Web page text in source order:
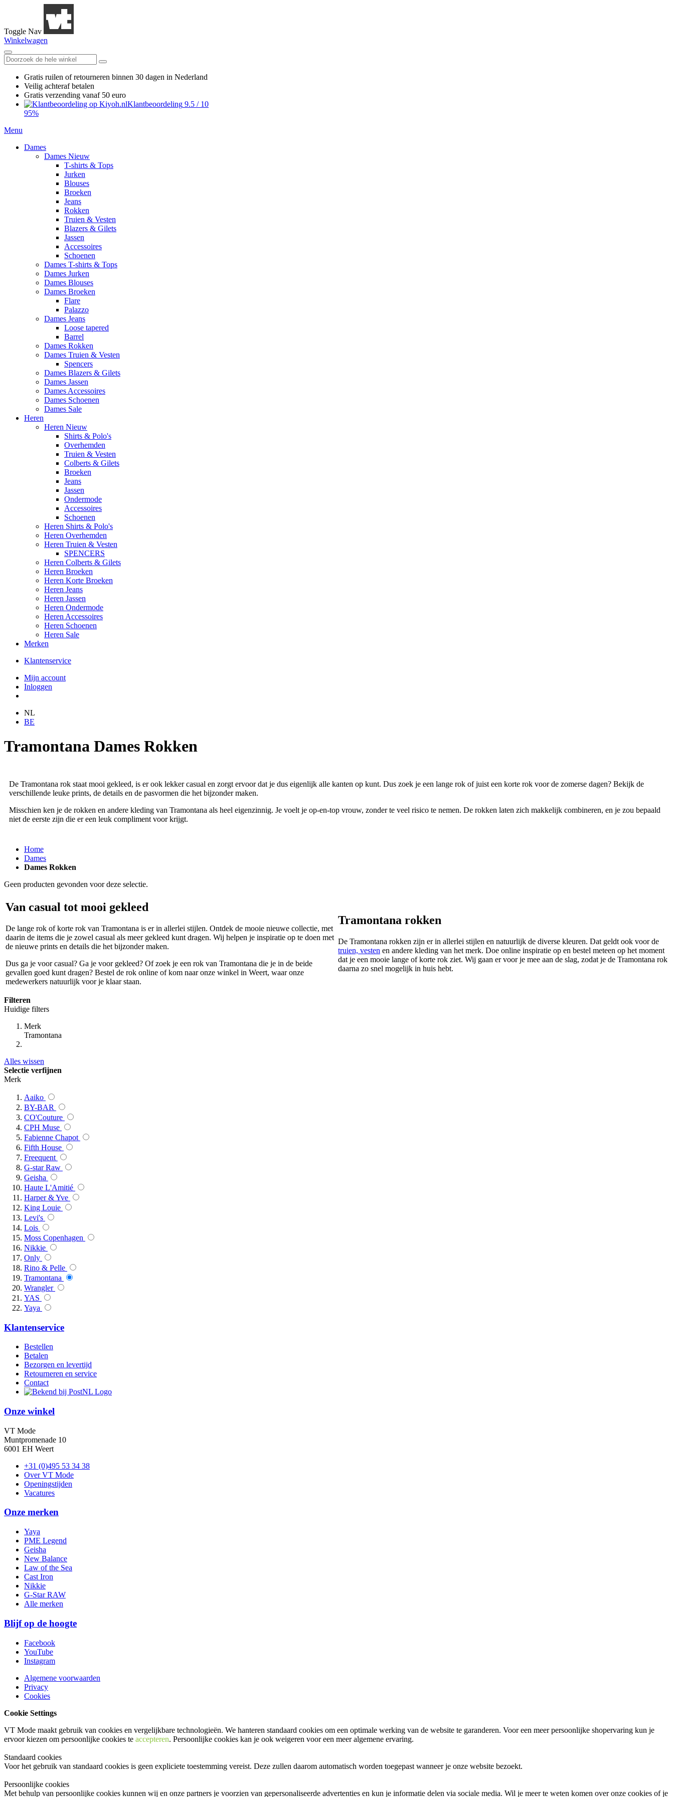
Toggle Nav
Winkelwagen
Gratis ruilen of retourneren binnen 30 dagen in Nederland
Veilig achteraf betalen
Gratis verzending vanaf 50 euro
Klantbeoordeling 9.5 / 10
95%
Menu
Dames
Dames Nieuw
T-shirts & Tops
Jurken
Blouses
Broeken
Jeans
Rokken
Truien & Vesten
Blazers & Gilets
Jassen
Accessoires
Schoenen
Dames T-shirts & Tops
Dames Jurken
Dames Blouses
Dames Broeken
Flare
Palazzo
Dames Jeans
Loose tapered
Barrel
Dames Rokken
Dames Truien & Vesten
Spencers
Dames Blazers & Gilets
Dames Jassen
Dames Accessoires
Dames Schoenen
Dames Sale
Heren
Heren Nieuw
Shirts & Polo's
Overhemden
Truien & Vesten
Colberts & Gilets
Broeken
Jeans
Jassen
Ondermode
Accessoires
Schoenen
Heren Shirts & Polo's
Heren Overhemden
Heren Truien & Vesten
SPENCERS
Heren Colberts & Gilets
Heren Broeken
Heren Korte Broeken
Heren Jeans
Heren Jassen
Heren Ondermode
Heren Accessoires
Heren Schoenen
Heren Sale
Merken
Klantenservice
Mijn account
Inloggen
NL
BE
Tramontana Dames Rokken
De Tramontana rok staat mooi gekleed, is er ook lekker casual en zorgt ervoor dat je dus eigenlijk alle kanten op kunt. Dus zoek je een lange rok of juist een korte rok voor de zomerse dagen? Bekijk de
verschillende leuke prints, de details en de pasvormen die het bijzonder maken.
Misschien ken je de rokken en andere kleding van Tramontana als heel eigenzinnig. Je voelt je op-en-top vrouw, zonder te veel risico te nemen. De rokken laten zich makkelijk combineren, en je zou bepaald
niet de eerste zijn die er een leuk compliment voor krijgt.
Home
Dames
Dames Rokken
Geen producten gevonden voor deze selectie.
Van casual tot mooi gekleed
De lange rok of korte rok van Tramontana is er in allerlei stijlen. Ontdek de mooie nieuwe collectie, met
daarin de items die je zowel casual als meer gekleed kunt dragen. Wij helpen je inspiratie op te doen met
de nieuwe prints en details die het bijzonder maken.
Dus ga je voor casual? Ga je voor gekleed? Of zoek je een rok van Tramontana die je in de beide
gevallen goed kunt dragen? Bestel de rok online of kom naar onze winkel in Weert, waar onze
medewerkers natuurlijk voor je klaar staan.
Tramontana rokken
De Tramontana rokken zijn er in allerlei stijlen en natuurlijk de diverse kleuren. Dat geldt ook voor de
truien, vesten en andere kleding van het merk. Doe online inspiratie op en bestel meteen op het moment
dat je een mooie lange of korte rok ziet. Wij gaan er voor je mee aan de slag, zodat je de Tramontana rok
daarna zo snel mogelijk in huis hebt.
Filteren
Huidige filters
Merk
Tramontana
Alles wissen
Selectie verfijnen
Merk
Aaiko
BY-BAR
CO'Couture
CPH Muse
Fabienne Chapot
Fifth House
Freequent
G-star Raw
Geisha
Haute L'Amitié
Harper & Yve
King Louie
Levi's
Lois
Moss Copenhagen
Nikkie
Only
Rino & Pelle
Tramontana
Wrangler
YAS
Yaya
Klantenservice
Bestellen
Betalen
Bezorgen en levertijd
Retourneren en service
Contact
Onze winkel
VT Mode
Muntpromenade 10
6001 EH Weert
+31 (0)495 53 34 38
Over VT Mode
Openingstijden
Vacatures
Onze merken
Yaya
PME Legend
Geisha
New Balance
Law of the Sea
Cast Iron
Nikkie
G-Star RAW
Alle merken
Blijf op de hoogte
Facebook
YouTube
Instagram
Algemene voorwaarden
Privacy
Cookies
Cookie Settings
VT Mode maakt gebruik van cookies en vergelijkbare technologieën. We hanteren standaard cookies om een optimale werking van de website te garanderen. Voor een meer persoonlijke shopervaring kun je
ervoor kiezen om persoonlijke cookies te accepteren. Persoonlijke cookies kan je ook weigeren voor een meer algemene ervaring.
Standaard cookies
Voor het gebruik van standaard cookies is geen expliciete toestemming vereist. Deze zullen daarom automatisch worden toegepast wanneer je onze website bezoekt.
Persoonlijke cookies
Met behulp van persoonlijke cookies kunnen wij en onze partners je voorzien van gepersonaliseerde advertenties en kun je informatie delen via sociale media. Wil je meer te weten komen over onze cookies of je